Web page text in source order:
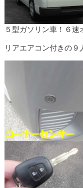
５型ガソリン車！６速
リアエアコン付きの９